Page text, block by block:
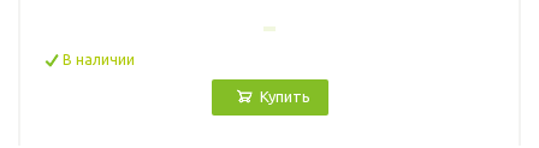
В наличии
Купить